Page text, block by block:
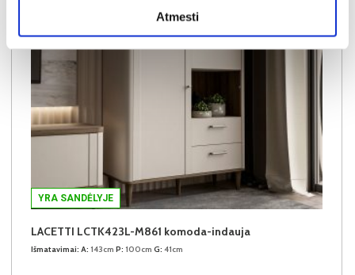
Atmesti
YRA SANDĖLYJE
LACETTI LCTK423L-M861 komoda-indauja
Išmatavimai: A: 143cm P: 100cm G: 41cm